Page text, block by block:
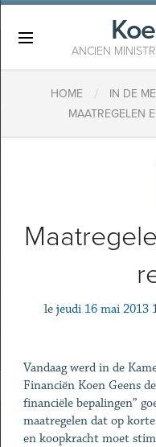
ANCIEN
HOME / IN DE
MAATREGELEN
le jeudi 16 mai 2013
Vandaag werd in de
Financiën Koen Geens
financiële bepalingen”
maatregelen dat op
en koopkracht moet